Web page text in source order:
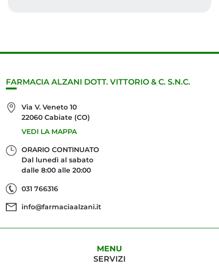
FARMACIA ALZANI DOTT. VITTORIO & C. S.N.C.
Via V. Veneto 10
22060 Cabiate (CO)
VEDI LA MAPPA
ORARIO CONTINUATO
Dal lunedì al sabato
dalle 8:00 alle 20:00
031 766316
info@farmaciaalzani.it
MENU
SERVIZI